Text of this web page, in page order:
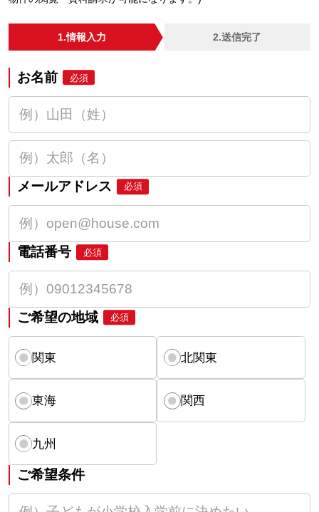
1.情報入力 2.送信完了
お名前 必須
メールアドレス 必須
電話番号 必須
ご希望の地域 必須
関東 北関東
東海 関西
九州
ご希望条件